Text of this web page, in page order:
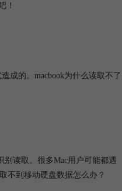
！
成的。macbook为什么读取不了
别读取。很多Mac用户可能都遇
不到移动硬盘数据怎么办？